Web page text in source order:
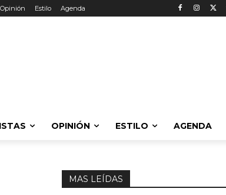
Opinión Estilo Agenda
OPINIÓN ESTILO AGENDA
MAS LEÍDAS